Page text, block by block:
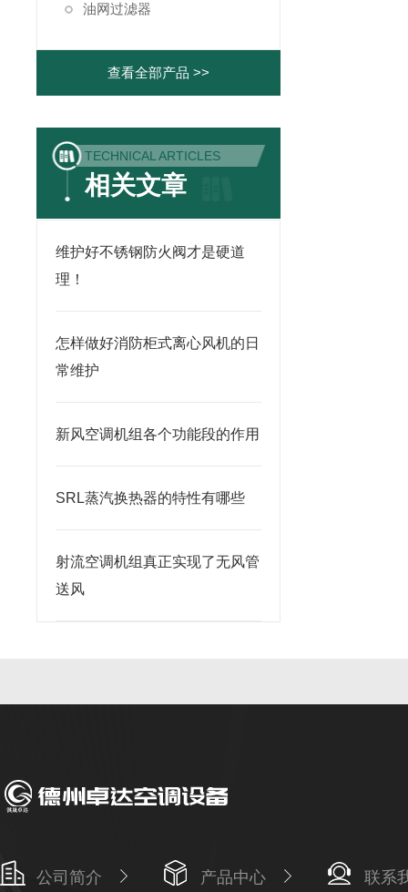
油网过滤器
查看全部产品 >>
TECHNICAL ARTICLES
相关文章
维护好不锈钢防火阀才是硬道
理！
怎样做好消防柜式离心风机的日
常维护
新风空调机组各个功能段的作用
SRL蒸汽换热器的特性有哪些
射流空调机组真正实现了无风管
送风
公司简介 产品中心 联系